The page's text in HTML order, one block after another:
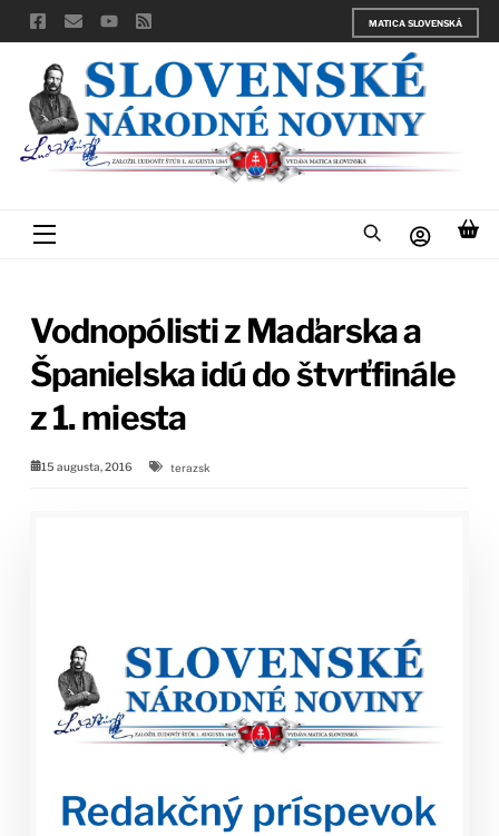
Skip
to
content
MATICA SLOVENSKÁ
Menu
Vodnopólisti z Maďarska a
Španielska idú do štvrťfinále
z 1. miesta
15 augusta, 2016 terazsk